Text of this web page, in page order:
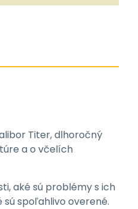
Titer, dlhoročný
a o včelích
aké sú problémy s ich
spoľahlivo overené.